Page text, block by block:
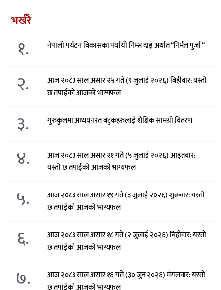
भर्खरै
१. नेपाली पर्यटन विकासका पर्यायी निम्स दाइ अर्थात “निर्मल पुर्जा “
२.
आज २०८३ साल असार २५ गते (९ जुलाई २०२६) बिहीवार: यस्तो
छ तपाईंको आजको भाग्यफल
३. गुरुकुलमा अध्ययनरत बटुकहरुलाई शैक्षिक सामग्री वितरण
४.
आज २०८३ साल असार २१ गते (५ जुलाई २०२६) आइतवार:
यस्तो छ तपाईंको आजको भाग्यफल
५.
आज २०८३ साल असार १९ गते (३ जुलाई २०२६) शुक्रवार: यस्तो
छ तपाईंको आजको भाग्यफल
६.
आज २०८३ साल असार १८ गते (२ जुलाई २०२६) बिहीवार: यस्तो
छ तपाईंको आजको भाग्यफल
७.
आज २०८३ साल असार १६ गते (३० जुन २०२६) मंगलवार: यस्तो
छ तपाईंको आजको भाग्यफल